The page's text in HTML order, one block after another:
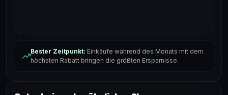
Bester Zeitpunkt: Einkäufe während des Monats mit dem
höchsten Rabatt bringen die größten Ersparnisse.